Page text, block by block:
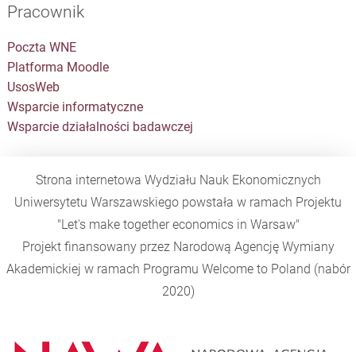
Pracownik
Poczta WNE
Platforma Moodle
UsosWeb
Wsparcie informatyczne
Wsparcie działalności badawczej
Strona internetowa Wydziału Nauk Ekonomicznych
Uniwersytetu Warszawskiego powstała w ramach Projektu
"Let's make together economics in Warsaw"
Projekt finansowany przez Narodową Agencję Wymiany
Akademickiej w ramach Programu Welcome to Poland (nabór
2020)